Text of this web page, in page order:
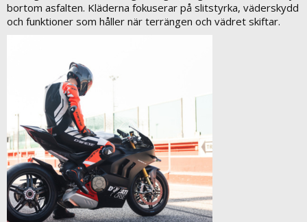
bortom asfalten. Kläderna fokuserar på slitstyrka, väderskydd
och funktioner som håller när terrängen och vädret skiftar.